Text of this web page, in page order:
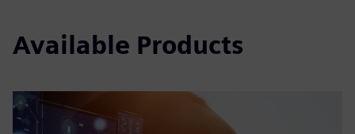
Available Products